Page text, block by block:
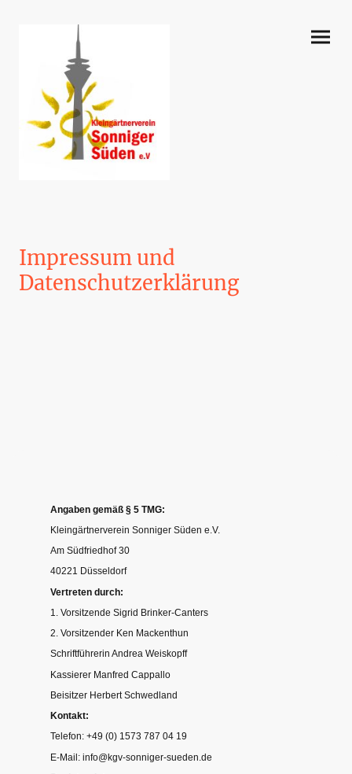
Impressum und
Datenschutzerklärung
Angaben gemäß § 5 TMG:
Kleingärtnerverein Sonniger Süden e.V.
Am Südfriedhof 30
40221 Düsseldorf
Vertreten durch:
1. Vorsitzende Sigrid Brinker-Canters
2. Vorsitzender Ken Mackenthun
Schriftführerin Andrea Weiskopff
Kassierer Manfred Cappallo
Beisitzer Herbert Schwedland
Kontakt:
Telefon: +49 (0) 1573 787 04 19
E-Mail: info@kgv-sonniger-sueden.de